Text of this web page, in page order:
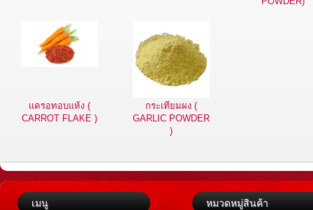
แครอทอบแห้ง (
CARROT FLAKE )
กระเทียมผง (
GARLIC POWDER
)
เมนู หมวดหมู่สินค้า